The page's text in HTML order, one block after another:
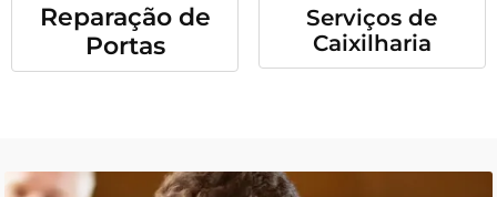
Reparação de
Portas
Serviços de
Caixilharia